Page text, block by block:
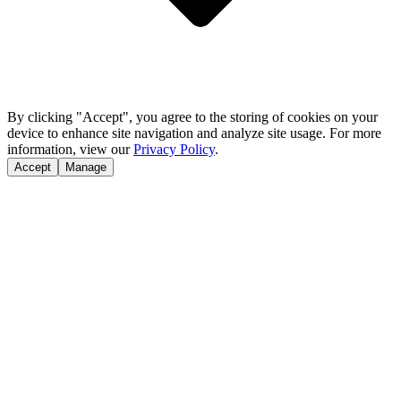
By clicking "Accept", you agree to the storing of cookies on your
device to enhance site navigation and analyze site usage. For more
information, view our Privacy Policy.
Accept Manage